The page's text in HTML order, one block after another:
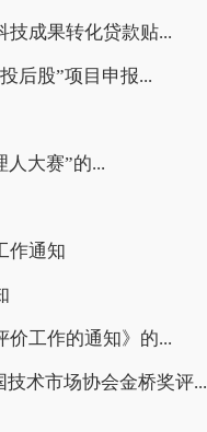
技成果转化贷款贴...
后股”项目申报...
人大赛”的...
作通知
价工作的通知》的...
术市场协会金桥奖评...